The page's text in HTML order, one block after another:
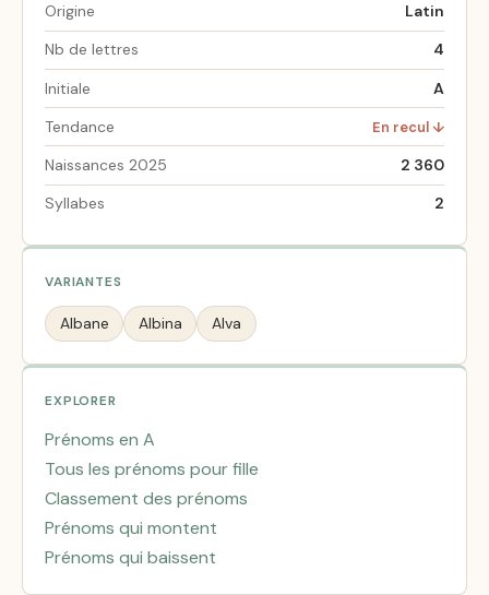
Origine
Latin
Nb de lettres
4
Initiale
A
Tendance
En recul ↓
Naissances 2025
2 360
Syllabes
2
VARIANTES
Albane Albina Alva
EXPLORER
Prénoms en A
Tous les prénoms pour fille
Classement des prénoms
Prénoms qui montent
Prénoms qui baissent